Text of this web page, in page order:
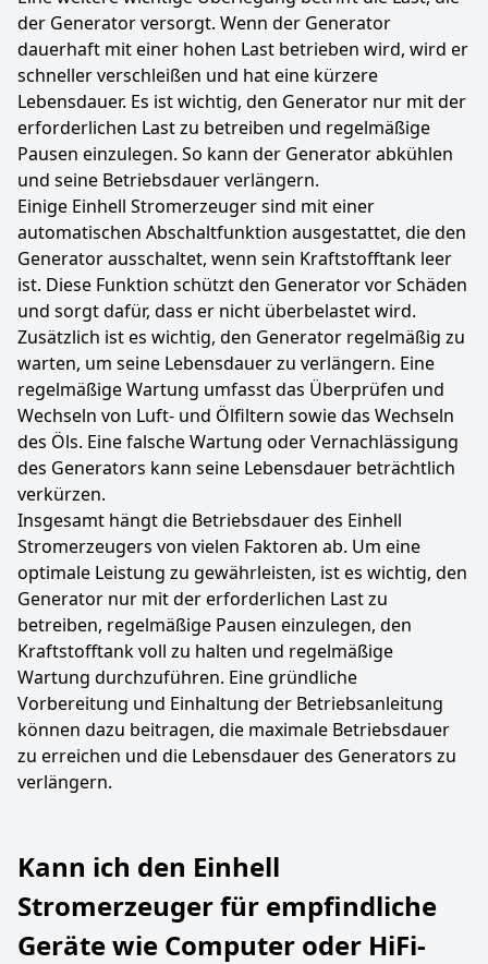
der Generator versorgt. Wenn der Generator
dauerhaft mit einer hohen Last betrieben wird, wird er
schneller verschleißen und hat eine kürzere
Lebensdauer. Es ist wichtig, den Generator nur mit der
erforderlichen Last zu betreiben und regelmäßige
Pausen einzulegen. So kann der Generator abkühlen
und seine Betriebsdauer verlängern.
Einige Einhell Stromerzeuger sind mit einer
automatischen Abschaltfunktion ausgestattet, die den
Generator ausschaltet, wenn sein Kraftstofftank leer
ist. Diese Funktion schützt den Generator vor Schäden
und sorgt dafür, dass er nicht überbelastet wird.
Zusätzlich ist es wichtig, den Generator regelmäßig zu
warten, um seine Lebensdauer zu verlängern. Eine
regelmäßige Wartung umfasst das Überprüfen und
Wechseln von Luft- und Ölfiltern sowie das Wechseln
des Öls. Eine falsche Wartung oder Vernachlässigung
des Generators kann seine Lebensdauer beträchtlich
verkürzen.
Insgesamt hängt die Betriebsdauer des Einhell
Stromerzeugers von vielen Faktoren ab. Um eine
optimale Leistung zu gewährleisten, ist es wichtig, den
Generator nur mit der erforderlichen Last zu
betreiben, regelmäßige Pausen einzulegen, den
Kraftstofftank voll zu halten und regelmäßige
Wartung durchzuführen. Eine gründliche
Vorbereitung und Einhaltung der Betriebsanleitung
können dazu beitragen, die maximale Betriebsdauer
zu erreichen und die Lebensdauer des Generators zu
verlängern.
Kann ich den Einhell
Stromerzeuger für empfindliche
Geräte wie Computer oder HiFi-